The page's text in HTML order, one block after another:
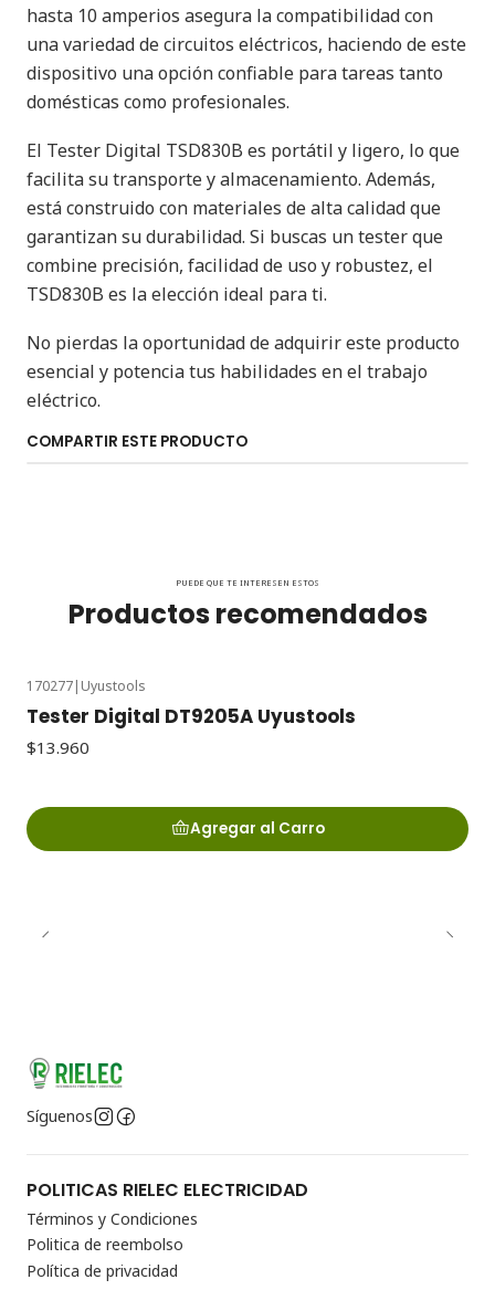
hasta 10 amperios asegura la compatibilidad con
una variedad de circuitos eléctricos, haciendo de este
dispositivo una opción confiable para tareas tanto
domésticas como profesionales.
El Tester Digital TSD830B es portátil y ligero, lo que
facilita su transporte y almacenamiento. Además,
está construido con materiales de alta calidad que
garantizan su durabilidad. Si buscas un tester que
combine precisión, facilidad de uso y robustez, el
TSD830B es la elección ideal para ti.
No pierdas la oportunidad de adquirir este producto
esencial y potencia tus habilidades en el trabajo
eléctrico.
COMPARTIR ESTE PRODUCTO
PUEDE QUE TE INTERESEN ESTOS
Productos recomendados
170277| Uyustools
Tester Digital DT9205A Uyustools
$13.960
Agregar al Carro
Síguenos
POLITICAS RIELEC ELECTRICIDAD
Términos y Condiciones
Politica de reembolso
Política de privacidad